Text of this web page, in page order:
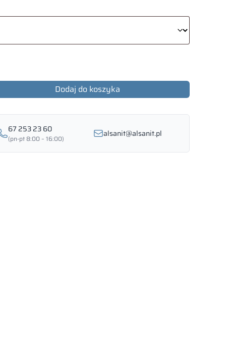
Dodaj do koszyka
67 253 23 60
(pn-pt 8:00 – 16:00) alsanit@alsanit.pl